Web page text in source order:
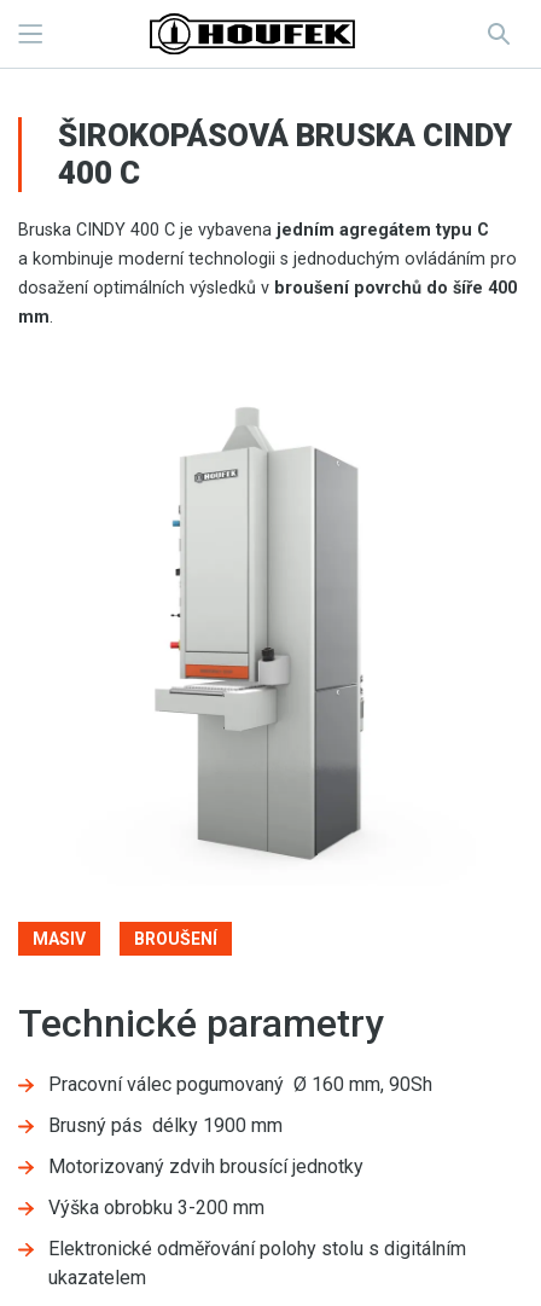
ŠIROKOPÁSOVÁ BRUSKA CINDY
400 C
Bruska CINDY 400 C je vybavena jedním agregátem typu C
a kombinuje moderní technologii s jednoduchým ovládáním pro
dosažení optimálních výsledků v broušení povrchů do šíře 400
mm.
MASIV BROUŠENÍ
Technické parametry
Pracovní válec pogumovaný Ø 160 mm, 90Sh
Brusný pás délky 1900 mm
Motorizovaný zdvih brousící jednotky
Výška obrobku 3-200 mm
Elektronické odměřování polohy stolu s digitálním
ukazatelem